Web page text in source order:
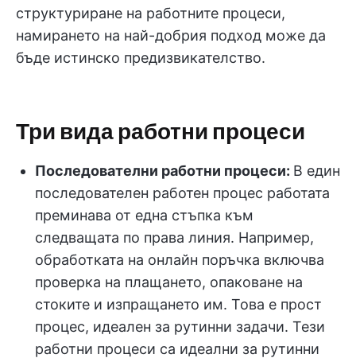
структуриране на работните процеси,
намирането на най-добрия подход може да
бъде истинско предизвикателство.
Три вида работни процеси
Последователни работни процеси: В един
последователен работен процес работата
преминава от една стъпка към
следващата по права линия. Например,
обработката на онлайн поръчка включва
проверка на плащането, опаковане на
стоките и изпращането им. Това е прост
процес, идеален за рутинни задачи. Тези
работни процеси са идеални за рутинни